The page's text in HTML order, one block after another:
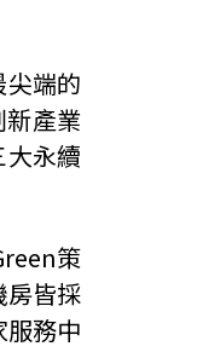
端的
新產業
永續
策
房皆採
服務中